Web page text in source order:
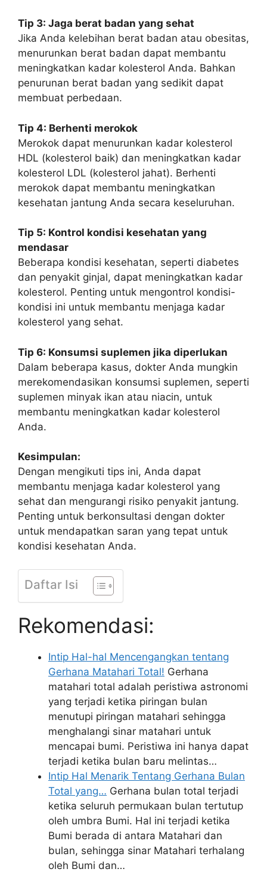
Tip 3: Jaga berat badan yang sehat
Jika Anda kelebihan berat badan atau obesitas,
menurunkan berat badan dapat membantu
meningkatkan kadar kolesterol Anda. Bahkan
penurunan berat badan yang sedikit dapat
membuat perbedaan.
Tip 4: Berhenti merokok
Merokok dapat menurunkan kadar kolesterol
HDL (kolesterol baik) dan meningkatkan kadar
kolesterol LDL (kolesterol jahat). Berhenti
merokok dapat membantu meningkatkan
kesehatan jantung Anda secara keseluruhan.
Tip 5: Kontrol kondisi kesehatan yang
mendasar
Beberapa kondisi kesehatan, seperti diabetes
dan penyakit ginjal, dapat meningkatkan kadar
kolesterol. Penting untuk mengontrol kondisi-
kondisi ini untuk membantu menjaga kadar
kolesterol yang sehat.
Tip 6: Konsumsi suplemen jika diperlukan
Dalam beberapa kasus, dokter Anda mungkin
merekomendasikan konsumsi suplemen, seperti
suplemen minyak ikan atau niacin, untuk
membantu meningkatkan kadar kolesterol
Anda.
Kesimpulan:
Dengan mengikuti tips ini, Anda dapat
membantu menjaga kadar kolesterol yang
sehat dan mengurangi risiko penyakit jantung.
Penting untuk berkonsultasi dengan dokter
untuk mendapatkan saran yang tepat untuk
kondisi kesehatan Anda.
Daftar Isi
Rekomendasi:
Intip Hal-hal Mencengangkan tentang
Gerhana Matahari Total! Gerhana
matahari total adalah peristiwa astronomi
yang terjadi ketika piringan bulan
menutupi piringan matahari sehingga
menghalangi sinar matahari untuk
mencapai bumi. Peristiwa ini hanya dapat
terjadi ketika bulan baru melintas…
Intip Hal Menarik Tentang Gerhana Bulan
Total yang… Gerhana bulan total terjadi
ketika seluruh permukaan bulan tertutup
oleh umbra Bumi. Hal ini terjadi ketika
Bumi berada di antara Matahari dan
bulan, sehingga sinar Matahari terhalang
oleh Bumi dan…